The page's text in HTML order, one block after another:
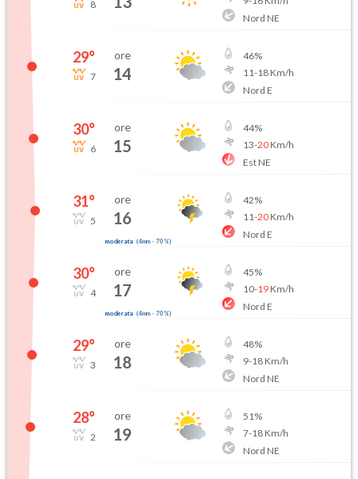
8
Nord NE
29°
7
ore
14
46%
11-18Km/h
Nord E
30°
6
ore
15
44%
13-20Km/h
Est NE
31°
5
ore
16
moderata (4mm- 70 %)
42%
11-20Km/h
Nord E
30°
4
ore
17
moderata (4mm- 70 %)
45%
10-19Km/h
Nord E
29°
3
ore
18
48%
9-18Km/h
Nord NE
28°
2
ore
19
51%
7-18Km/h
Nord NE